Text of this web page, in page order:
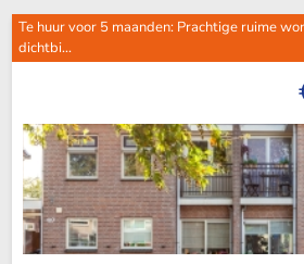
Te huur voor 5 maanden: Prachtige ruime
dichtbi...